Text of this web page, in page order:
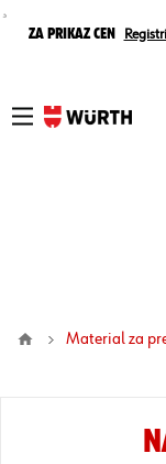
¸
Za prikaz cen
Material za